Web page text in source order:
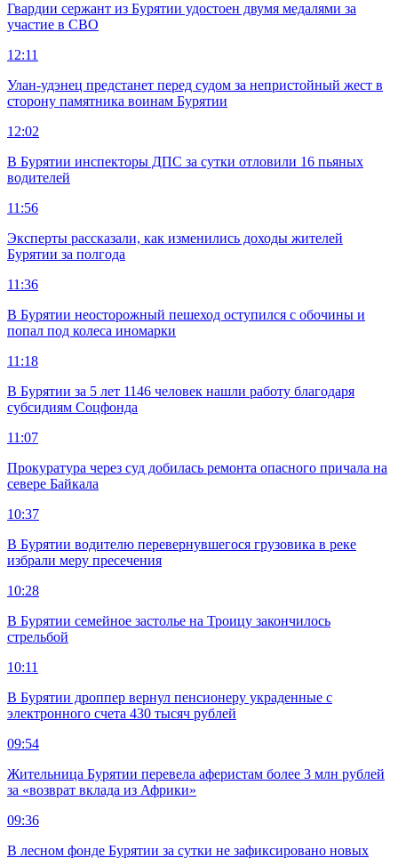
Гвардии сержант из Бурятии удостоен двумя медалями за
участие в СВО
12:11
Улан-удэнец предстанет перед судом за непристойный жест в
сторону памятника воинам Бурятии
12:02
В Бурятии инспекторы ДПС за сутки отловили 16 пьяных
водителей
11:56
Эксперты рассказали, как изменились доходы жителей
Бурятии за полгода
11:36
В Бурятии неосторожный пешеход оступился с обочины и
попал под колеса иномарки
11:18
В Бурятии за 5 лет 1146 человек нашли работу благодаря
субсидиям Соцфонда
11:07
Прокуратура через суд добилась ремонта опасного причала на
севере Байкала
10:37
В Бурятии водителю перевернувшегося грузовика в реке
избрали меру пресечения
10:28
В Бурятии семейное застолье на Троицу закончилось
стрельбой
10:11
В Бурятии дроппер вернул пенсионеру украденные с
электронного счета 430 тысяч рублей
09:54
Жительница Бурятии перевела аферистам более 3 млн рублей
за «возврат вклада из Африки»
09:36
В лесном фонде Бурятии за сутки не зафиксировано новых